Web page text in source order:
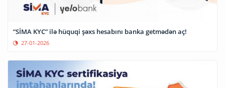
“SİMA KYC” ilə hüquqi şəxs hesabını banka getmədən aç!
27-01-2026